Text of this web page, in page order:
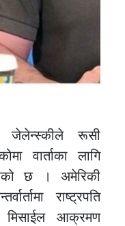
जेलेन्स्कीले रूसी
वार्ताका लागि
छ । अमेरिकी
राष्ट्रपति
आक्रमण